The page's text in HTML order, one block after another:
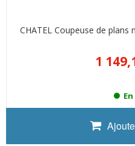
CHATEL Coupeuse de
1